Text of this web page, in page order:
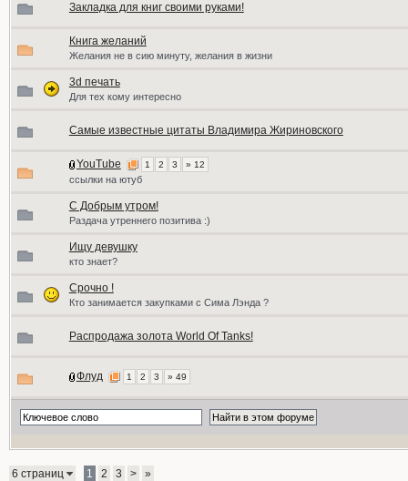
Закладка для книг своими руками!
Книга желаний
Желания не в сию минуту, желания в жизни
3d печать
Для тех кому интересно
Самые известные цитаты Владимира Жириновского
YouTube 1 2 3 » 12
ссылки на ютуб
С Добрым утром!
Раздача утреннего позитива :)
Ищу девушку
кто знает?
Срочно !
Кто занимается закупками с Сима Лэнда ?
Распродажа золота World Of Tanks!
Флуд 1 2 3 » 49
6 страниц 1 2 3 > »